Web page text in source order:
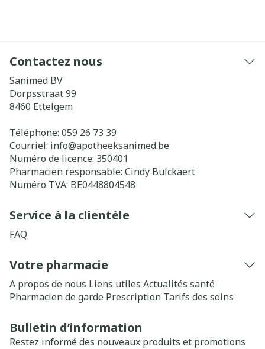
Contactez nous
Sanimed BV
Dorpsstraat 99
8460 Ettelgem
Téléphone: 059 26 73 39
Courriel: info@apotheeksanimed.be
Numéro de licence: 350401
Pharmacien responsable: Cindy Bulckaert
Numéro TVA: BE0448804548
Service à la clientèle
FAQ
Votre pharmacie
A propos de nous Liens utiles Actualités santé
Pharmacien de garde Prescription Tarifs des soins
Bulletin d’information
Restez informé des nouveaux produits et promotions